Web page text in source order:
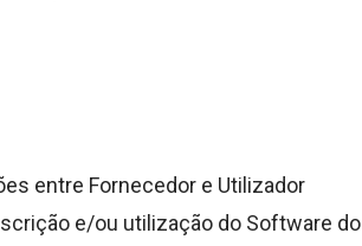
entre Fornecedor e Utilizador
e/ou utilização do Software do